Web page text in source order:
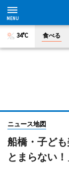
34°C 食べる
ニュース地図
船橋・子ど
とまらない